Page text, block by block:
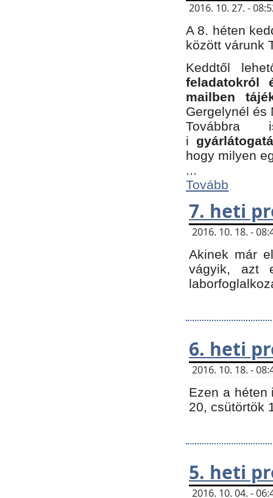
2016. 10. 27. -
A 8. héten
között várunk
Keddtől
feladatokról
mailben
Gergelynél és
Továbbra
i
hogy milyen
...
Tovább
7. heti
2016. 10. 18. -
Akinek már
vágyik, azt
6. heti
2016. 10. 18. -
Ezen a héten
20, csütörtök
5. heti
2016. 10. 04. -